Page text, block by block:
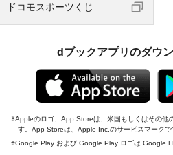
ドコモスポーツくじ
dブックアプリのダウ
Appleのロゴ、App Storeは、米国もしくはその他
す。App Storeは、Apple Inc.のサービスマークで
Google Play および Google Play ロゴは Google